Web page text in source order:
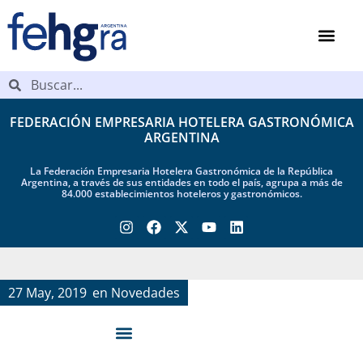
FEDERACIÓN EMPRESARIA HOTELERA GASTRONÓMICA
ARGENTINA
La Federación Empresaria Hotelera Gastronómica de la República
Argentina, a través de sus entidades en todo el país, agrupa a más de
84.000 establecimientos hoteleros y gastronómicos.
27 May, 2019 en Novedades